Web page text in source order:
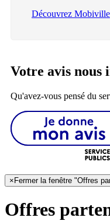
Découvrez Mobiville
Votre avis nous
Qu'avez-vous pensé du
×Fermer la fenêtre "Offres
Offres